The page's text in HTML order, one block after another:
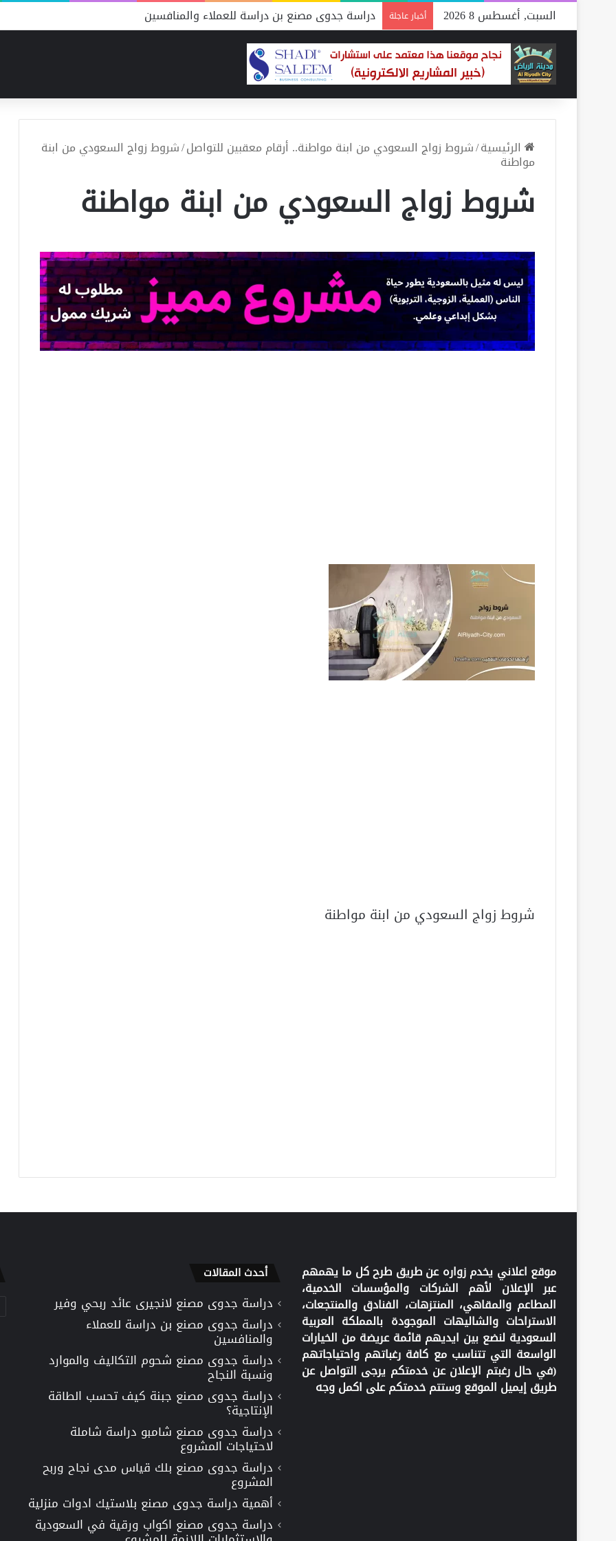
السبت, أغسطس 8 2026 أخبار عاجلة دراسة جدوى مصنع بن دراسة للعملاء والمنافسين
الرئيسية/شروط زواج السعودي من ابنة مواطنة.. أرقام معقبين للتواصل/شروط زواج السعودي من ابنة
مواطنة
شروط زواج السعودي من ابنة مواطنة
شروط زواج السعودي من ابنة مواطنة
موقع اعلاني يخدم زواره عن طريق طرح كل ما يهمهم
عبر الإعلان لأهم الشركات والمؤسسات الخدمية،
المطاعم والمقاهي، المنتزهات، الفنادق والمنتجعات،
الاستراحات والشاليهات الموجودة بالمملكة العربية
السعودية لنضع بين ايديهم قائمة عريضة من الخيارات
الواسعة التي تتناسب مع كافة رغباتهم واحتياجاتهم
(في حال رغبتم الإعلان عن خدمتكم يرجى التواصل عن
طريق إيميل الموقع وستتم خدمتكم على اكمل وجه
أحدث المقالات
دراسة جدوى مصنع لانجيرى عائد ربحي وفير
دراسة جدوى مصنع بن دراسة للعملاء
والمنافسين
دراسة جدوى مصنع شحوم التكاليف والموارد
ونسبة النجاح
دراسة جدوى مصنع جبنة كيف تحسب الطاقة
الإنتاجية؟
دراسة جدوى مصنع شامبو دراسة شاملة
لاحتياجات المشروع
دراسة جدوى مصنع بلك قياس مدى نجاح وربح
المشروع
أهمية دراسة جدوى مصنع بلاستيك ادوات منزلية
دراسة جدوى مصنع اكواب ورقية في السعودية